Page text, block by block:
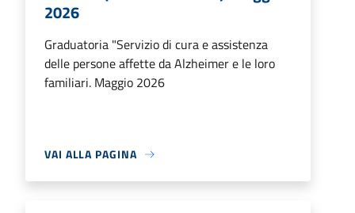
2026
Graduatoria "Servizio di cura e assistenza
delle persone affette da Alzheimer e le loro
familiari. Maggio 2026
VAI ALLA PAGINA